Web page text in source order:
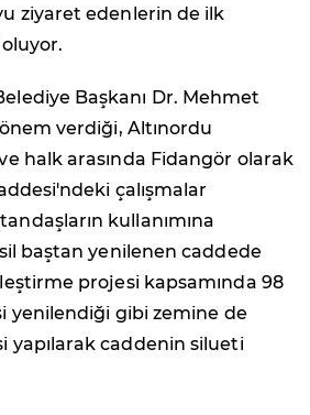
ziyaret edenlerin de ilk
Başkanı Dr. Mehmet
verdiği, Altınordu
halk arasında Fidangör olarak
çalışmalar
kullanımına
baştan yenilenen caddede
projesi kapsamında 98
yenilendiği gibi zemine de
yapılarak caddenin silueti